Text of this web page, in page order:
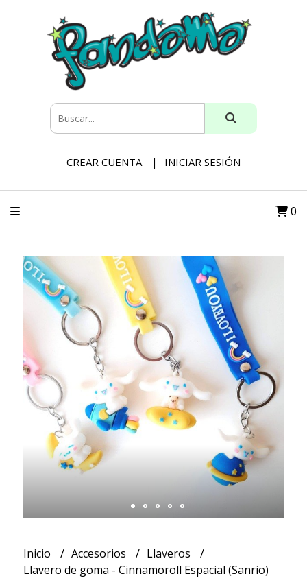
CREAR CUENTA INICIAR SESIÓN
0
Inicio Accesorios
Llaveros
Llavero de goma - Cinnamoroll Espacial (Sanrio)